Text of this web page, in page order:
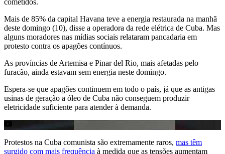
Mais de 85% da capital Havana teve a energia restaurada na manhã
deste domingo (10), disse a operadora da rede elétrica de Cuba. Mas
alguns moradores nas mídias sociais relataram pancadaria em
protesto contra os apagões contínuos.
As províncias de Artemisa e Pinar del Rio, mais afetadas pelo
furacão, ainda estavam sem energia neste domingo.
Espera-se que apagões continuem em todo o país, já que as antigas
usinas de geração a óleo de Cuba não conseguem produzir
eletricidade suficiente para atender à demanda.
Protestos na Cuba comunista são extremamente raros, mas têm
surgido com mais frequência à medida que as tensões aumentam